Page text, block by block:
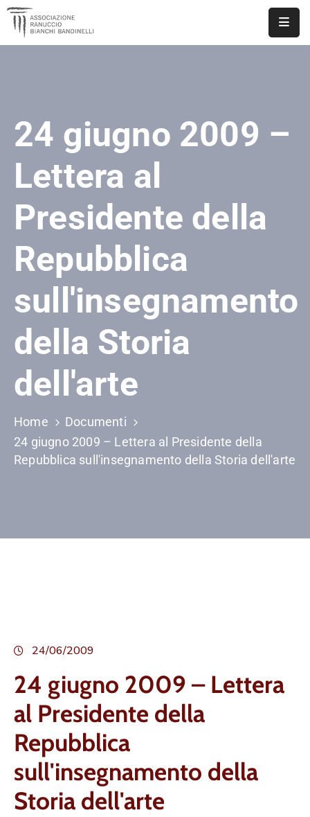
DOCUMENTI
PUBBLICAZIONI
CONTATTI
24 giugno 2009 –
Lettera al
Presidente della
Repubblica
sull'insegnamento
della Storia
dell'arte
Home
Documenti
24 giugno 2009 – Lettera al Presidente della
Repubblica sull'insegnamento della Storia dell'arte
24/06/2009
24 giugno 2009 – Lettera
al Presidente della
Repubblica
sull'insegnamento della
Storia dell'arte